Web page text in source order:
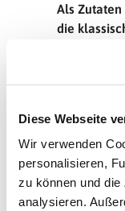
Diese Webseite
Wir verwenden
personalisieren,
zu können und
analysieren.
Als Zutaten
die
20g
60g
60g